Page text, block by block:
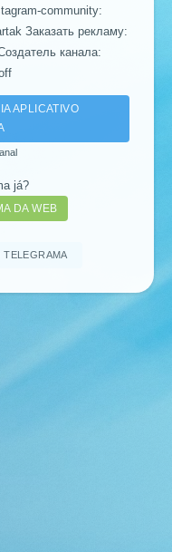
community:
Заказать рекламу:
канала:
APLICATIVO
já?
DA WEB
TELEGRAMA